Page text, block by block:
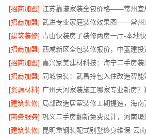
[招商加盟] 江苏靠谱家装全包价格——常州宜
[招商加盟] 武进专业家庭装修效果图——常州
[建筑装修] 青山快装房子装修两房一厅-本地
[招商加盟] 西咸新区全包装修报价，中蓝建投
[招商加盟] 嘉兴家美建材科技：海宁二手房装
[招商加盟] 同城快装：武昌拎包入住改造智能
[资源材料] 广州天河家装施工哪家专业新房
[建筑装修]
[商务服务] 巩义二手房翻新免费设计，河南
[建筑装修]